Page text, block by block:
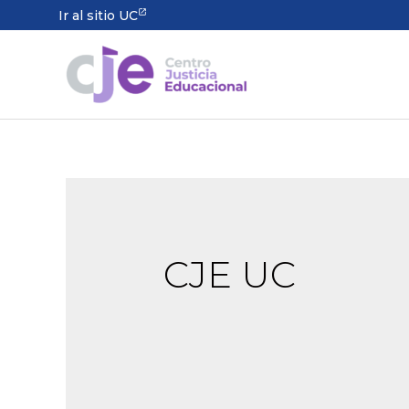
Ir al sitio UC
CJE UC